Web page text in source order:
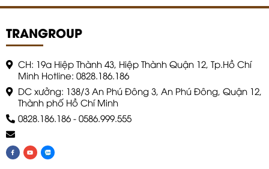
TRANGROUP
CH: 19a Hiệp Thành 43, Hiệp Thành Quận 12, Tp.Hồ Chí
Minh Hotline: 0828.186.186
DC xưởng: 138/3 An Phú Đông 3, An Phú Đông, Quận 12,
Thành phố Hồ Chí Minh
0828.186.186- 0586.999.555